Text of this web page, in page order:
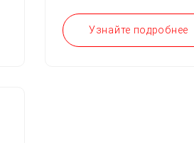
Узнайте подробнее